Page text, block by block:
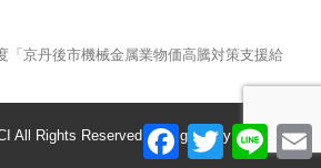
「京丹後市機械金属業物価高騰対策支援給
All Rights Reserved. Designed by SysMacs.
F
T
i